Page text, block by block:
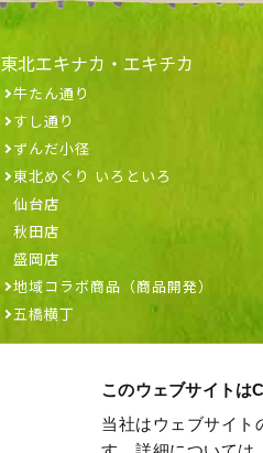
このウェブサイトは
当社はウェブサイト
東北エキナカ・エキチカ
牛たん通り
すし通り
ずんだ小径
東北めぐり いろといろ
仙台店
秋田店
盛岡店
地域コラボ商品（商品開発）
五橋横丁